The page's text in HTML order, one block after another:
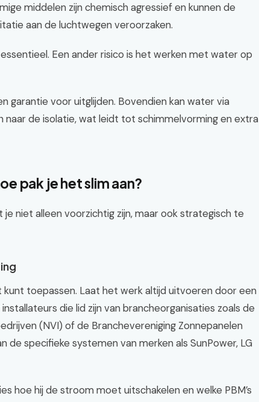
middelen zijn chemisch agressief en kunnen de
aan de luchtwegen veroorzaken.
Een ander risico is het werken met water op
garantie voor uitglijden. Bovendien kan water via
naar de isolatie, wat leidt tot schimmelvorming en extra
pak je het slim aan?
je niet alleen voorzichtig zijn, maar ook strategisch te
toepassen. Laat het werk altijd uitvoeren door een
die lid zijn van brancheorganisaties zoals de
(NVI) of de Branchevereniging Zonnepanelen
de specifieke systemen van merken als SunPower, LG
hoe hij de stroom moet uitschakelen en welke PBM’s